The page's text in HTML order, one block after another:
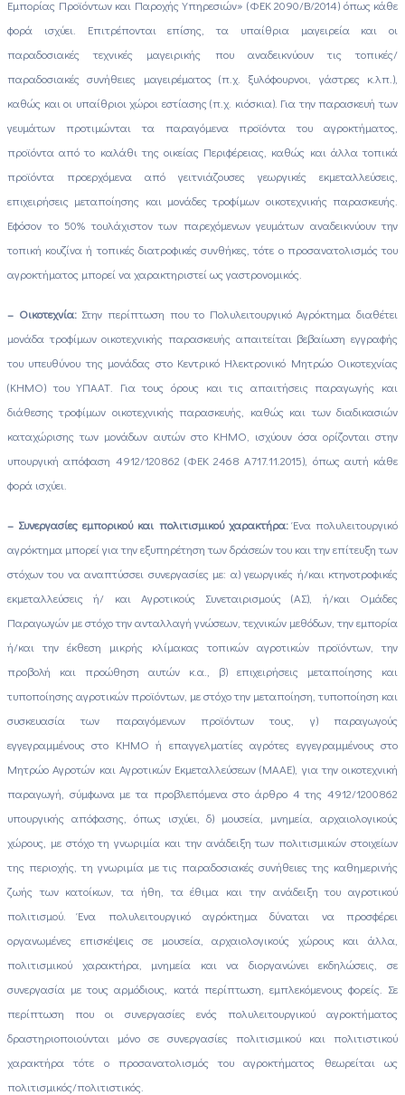
Εμπορίας Προϊόντων και Παροχής Υπηρεσιών» (ΦΕΚ 2090/Β/2014) όπως κάθε
φορά ισχύει. Επιτρέπονται επίσης, τα υπαίθρια μαγειρεία και οι
παραδοσιακές τεχνικές μαγειρικής που αναδεικνύουν τις τοπικές/
παραδοσιακές συνήθειες μαγειρέματος (π.χ. ξυλόφουρνοι, γάστρες κ.λπ.),
καθώς και οι υπαίθριοι χώροι εστίασης (π.χ. κιόσκια). Για την παρασκευή των
γευμάτων προτιμώνται τα παραγόμενα προϊόντα του αγροκτήματος,
προϊόντα από το καλάθι της οικείας Περιφέρειας, καθώς και άλλα τοπικά
προϊόντα προερχόμενα από γειτνιάζουσες γεωργικές εκμεταλλεύσεις,
επιχειρήσεις μεταποίησης και μονάδες τροφίμων οικοτεχνικής παρασκευής.
Εφόσον το 50% τουλάχιστον των παρεχόμενων γευμάτων αναδεικνύουν την
τοπική κουζίνα ή τοπικές διατροφικές συνθήκες, τότε ο προσανατολισμός του
αγροκτήματος μπορεί να χαρακτηριστεί ως γαστρονομικός.
– Οικοτεχνία:Στην περίπτωση που το Πολυλειτουργικό Αγρόκτημα διαθέτει
μονάδα τροφίμων οικοτεχνικής παρασκευής απαιτείται βεβαίωση εγγραφής
του υπευθύνου της μονάδας στο Κεντρικό Ηλεκτρονικό Μητρώο Οικοτεχνίας
(ΚΗΜΟ) του ΥΠΑΑΤ. Για τους όρους και τις απαιτήσεις παραγωγής και
διάθεσης τροφίμων οικοτεχνικής παρασκευής, καθώς και των διαδικασιών
καταχώρισης των μονάδων αυτών στο ΚΗΜΟ, ισχύουν όσα ορίζονται στην
υπουργική απόφαση 4912/120862 (ΦΕΚ 2468 Α717.11.2015), όπως αυτή κάθε
φορά ισχύει.
– Συνεργασίες εμπορικού και πολιτισμικού χαρακτήρα:Ένα πολυλειτουργικό
αγρόκτημα μπορεί για την εξυπηρέτηση των δράσεών του και την επίτευξη των
στόχων του να αναπτύσσει συνεργασίες με: α) γεωργικές ή/και κτηνοτροφικές
εκμεταλλεύσεις ή/ και Αγροτικούς Συνεταιρισμούς (ΑΣ), ή/και Ομάδες
Παραγωγών με στόχο την ανταλλαγή γνώσεων, τεχνικών μεθόδων, την εμπορία
ή/και την έκθεση μικρής κλίμακας τοπικών αγροτικών προϊόντων, την
προβολή και προώθηση αυτών κ.α., β) επιχειρήσεις μεταποίησης και
τυποποίησης αγροτικών προϊόντων, με στόχο την μεταποίηση, τυποποίηση και
συσκευασία των παραγόμενων προϊόντων τους, γ) παραγωγούς
εγγεγραμμένους στο ΚΗΜΟ ή επαγγελματίες αγρότες εγγεγραμμένους στο
Μητρώο Αγροτών και Αγροτικών Εκμεταλλεύσεων (ΜΑΑΕ), για την οικοτεχνική
παραγωγή, σύμφωνα με τα προβλεπόμενα στο άρθρο 4 της 4912/1200862
υπουργικής απόφασης, όπως ισχύει, δ) μουσεία, μνημεία, αρχαιολογικούς
χώρους, με στόχο τη γνωριμία και την ανάδειξη των πολιτισμικών στοιχείων
της περιοχής, τη γνωριμία με τις παραδοσιακές συνήθειες της καθημερινής
ζωής των κατοίκων, τα ήθη, τα έθιμα και την ανάδειξη του αγροτικού
πολιτισμού. Ένα πολυλειτουργικό αγρόκτημα δύναται να προσφέρει
οργανωμένες επισκέψεις σε μουσεία, αρχαιολογικούς χώρους και άλλα,
πολιτισμικού χαρακτήρα, μνημεία και να διοργανώνει εκδηλώσεις, σε
συνεργασία με τους αρμόδιους, κατά περίπτωση, εμπλεκόμενους φορείς. Σε
περίπτωση που οι συνεργασίες ενός πολυλειτουργικού αγροκτήματος
δραστηριοποιούνται μόνο σε συνεργασίες πολιτισμικού και πολιτιστικού
χαρακτήρα τότε ο προσανατολισμός του αγροκτήματος θεωρείται ως
πολιτισμικός/πολιτιστικός.